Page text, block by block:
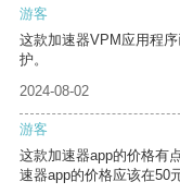
游客
这款加速器VPM应用程
护。
2024-08-02
游客
这款加速器app的价格有
速器app的价格应该在50